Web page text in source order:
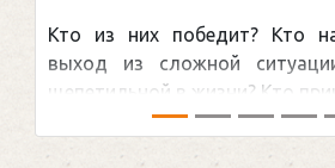
Кто из них победит? Кто
выход из сложной
щепетильной в жизни? Кто